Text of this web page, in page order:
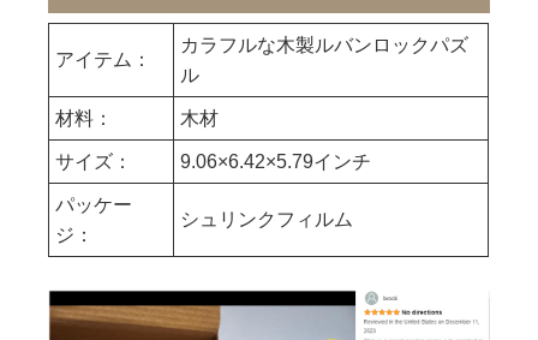
アイテム：
カラフルな木製ルバンロックパズ
ル
材料： 木材
サイズ： 9.06×6.42×5.79インチ
パッケー
ジ：
シュリンクフィルム